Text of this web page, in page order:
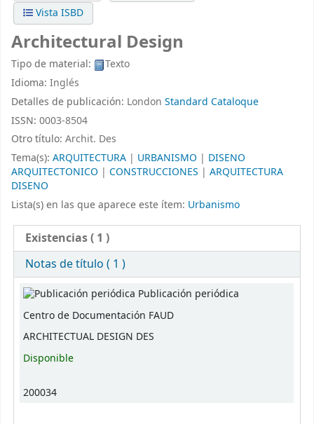
Vista ISBD
Architectural Design
Tipo de material:
Texto
Idioma: Inglés
Detalles de publicación: London Standard Cataloque
ISSN: 0003-8504
Otro título: Archit. Des
Tema(s): ARQUITECTURA | URBANISMO | DISENO
ARQUITECTONICO | CONSTRUCCIONES | ARQUITECTURA
DISENO
Lista(s) en las que aparece este ítem: Urbanismo
Existencias( 1 )
Notas de título ( 1 )
Existencias
Publicación periódica
Centro de Documentación FAUD
ARCHITECTUAL DESIGN DES
Disponible
200034